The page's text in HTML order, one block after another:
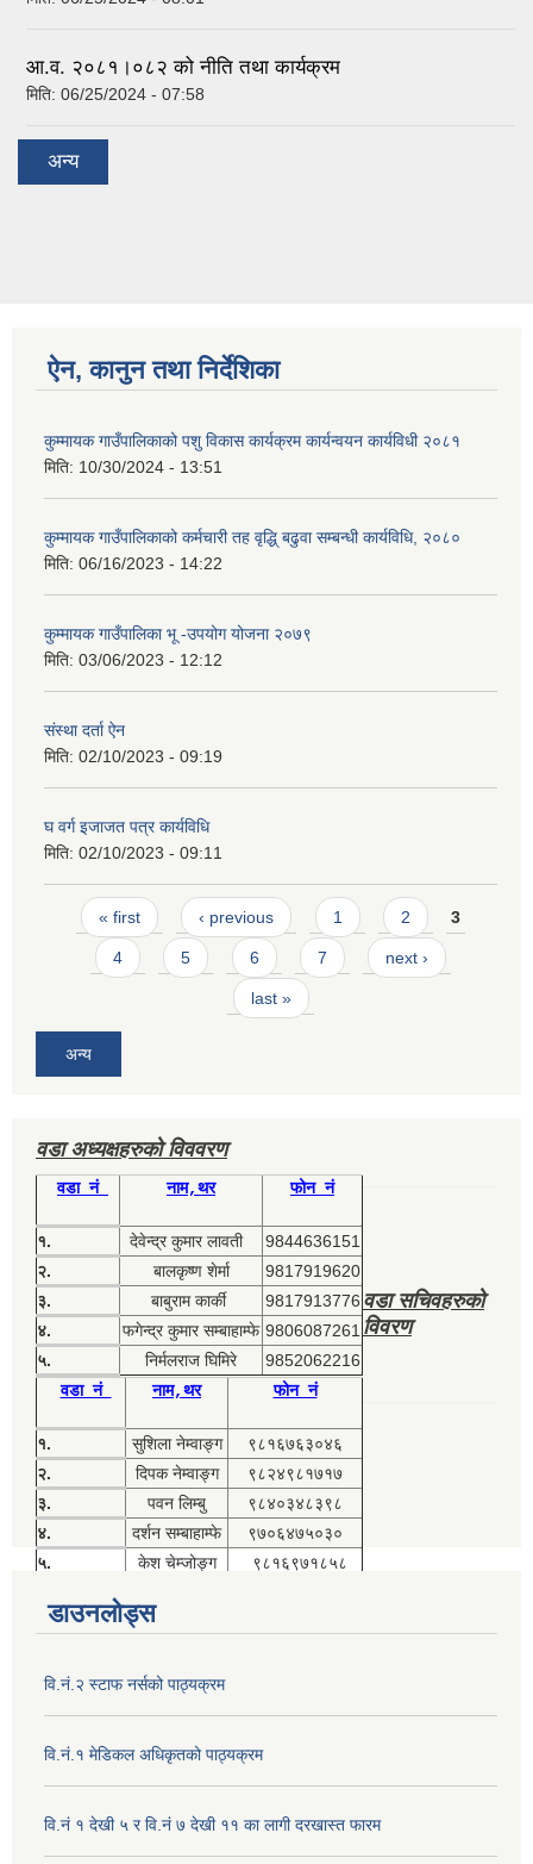
आ.व. २०८१।०८२ को नीति तथा कार्यक्रम
मिति: 06/25/2024 - 07:58
अन्य
ऐन, कानुन तथा निर्देशिका
कुम्मायक गाउँपालिकाको पशु विकास कार्यक्रम कार्यन्वयन कार्यविधी २०८१
मिति: 10/30/2024 - 13:51
कुम्मायक गाउँपालिकाको कर्मचारी तह वृद्धि् बढुवा सम्बन्धी कार्यविधि, २०८०
मिति: 06/16/2023 - 14:22
कुम्मायक गाउँपालिका भू -उपयोग योजना २०७९
मिति: 03/06/2023 - 12:12
संस्था दर्ता ऐन
मिति: 02/10/2023 - 09:19
घ वर्ग इजाजत पत्र कार्यविधि
मिति: 02/10/2023 - 09:11
Pages
« first ‹ previous 1 2 3
4 5 6 7 next ›
last »
अन्य
वडा अध्यक्षहरुको विववरण
वडा नं नाम,थर फोन नं
१. देवेन्द्र कुमार लावती
9844636151
२.
बालकृष्ण शेर्मा
9817919620
३.
बाबुराम कार्की
9817913776
४.
फगेन्द्र कुमार सम्बाहाम्फे 9806087261
५.
निर्मलराज घिमिरे 9852062216
वडा सचिवहरुको
विवरण
वडा नं नाम,थर फोन नं
१. सुशिला नेम्वाङ्ग
९८१६७६३०४६
२.
दिपक नेम्वाङ्ग
९८२४९८१७१७
३.
पवन लिम्बु
९८४०३४८३९८
४.
दर्शन सम्बाहाम्फे
९७०६४७५०३०
५.
केश चेम्जोङ्ग ९८१६९७१८५८
डाउनलोड्स
वि.नं.२ स्टाफ नर्सको पाठ्यक्रम
वि.नं.१ मेडिकल अधिकृतको पाठ्यक्रम
वि.नं १ देखी ५ र वि.नं ७ देखी ११ का लागी दरखास्त फारम